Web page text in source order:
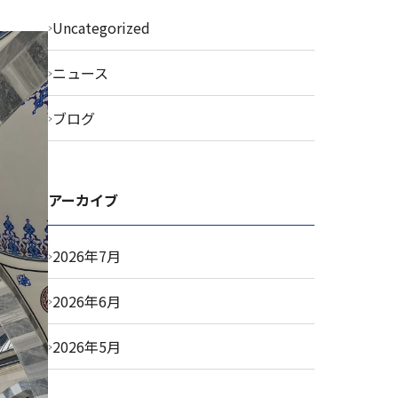
Uncategorized
ニュース
ブログ
アーカイブ
2026年7月
2026年6月
2026年5月